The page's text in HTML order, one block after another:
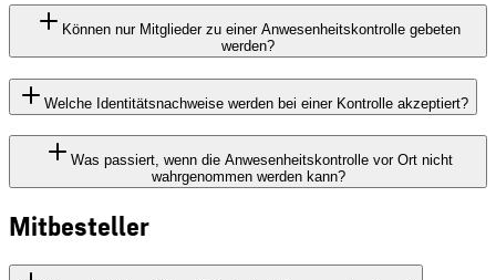
Können nur Mitglieder zu einer Anwesenheitskontrolle gebeten
werden?
Welche Identitätsnachweise werden bei einer Kontrolle akzeptiert?
Was passiert, wenn die Anwesenheitskontrolle vor Ort nicht
wahrgenommen werden kann?
Mitbesteller